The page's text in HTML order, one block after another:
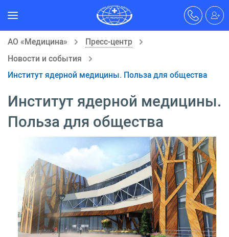
АО «Медицина»
Пресс-центр
Новости и события
Институт ядерной медицины. Польза для общества
Институт ядерной медицины.
Польза для общества